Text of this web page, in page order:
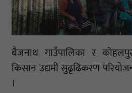
बैजनाथ गाउँपालिका र
किसान उद्यमी सुढृढिकरण
।